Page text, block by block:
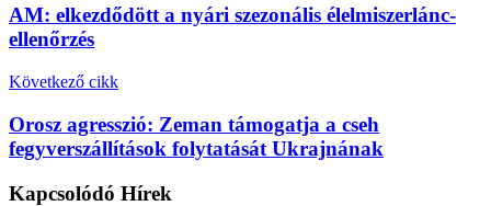
AM: elkezdődött a nyári szezonális élelmiszerlánc-
ellenőrzés
Következő cikk
Orosz agresszió: Zeman támogatja a cseh
fegyverszállítások folytatását Ukrajnának
Kapcsolódó Hírek